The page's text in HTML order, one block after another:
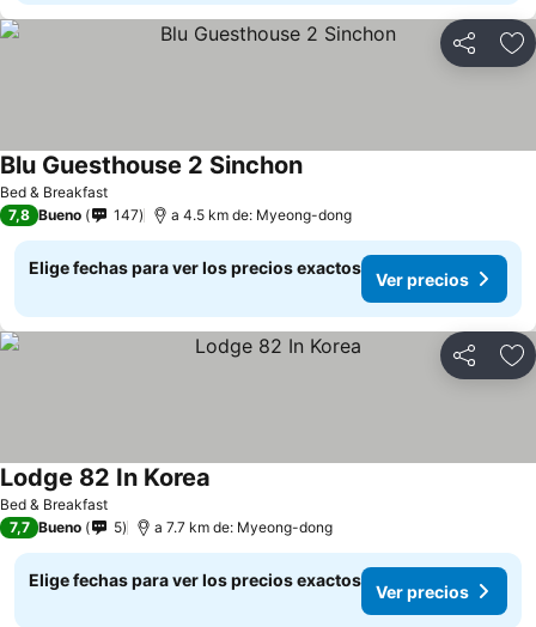
Compartir
Bed & Breakfast
Blu Guesthouse 2 SinchonVer precios
7,8 Bueno 147 a 4.5 km de: Myeong-dong
Elige fechas para ver los precios exactos
Ver precios
Compartir
Bed & Breakfast
Lodge 82 In Korea
7,7 Bueno 5 a 7.7 km de: Myeong-dong
Elige fechas para ver los precios exactos
Ver precios